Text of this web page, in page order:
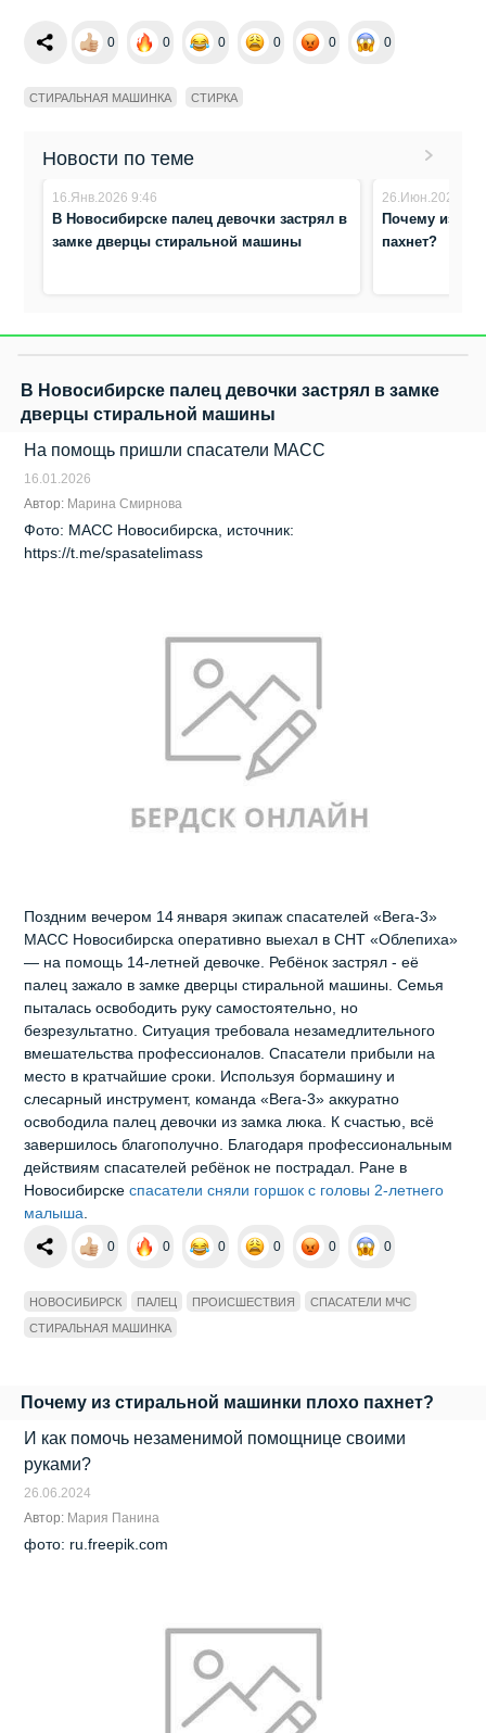
0 0 0 0 0 0
СТИРАЛЬНАЯ МАШИНКА СТИРКА
Новости по теме
16.Янв.2026 9:46
В Новосибирске палец девочки застрял в
замке дверцы стиральной машины
26.Июн.2024
Почему из
пахнет?
В Новосибирске палец девочки застрял в замке
дверцы стиральной машины
На помощь пришли спасатели МАСС
16.01.2026
Автор: Марина Смирнова
Фото: МАСС Новосибирска, источник:
https://t.me/spasatelimass
Поздним вечером 14 января экипаж спасателей «Вега‑3»
МАСС Новосибирска оперативно выехал в СНТ «Облепиха»
— на помощь 14-летней девочке. Ребёнок застрял - её
палец зажало в замке дверцы стиральной машины. Семья
пыталась освободить руку самостоятельно, но
безрезультатно. Ситуация требовала незамедлительного
вмешательства профессионалов. Спасатели прибыли на
место в кратчайшие сроки. Используя бормашину и
слесарный инструмент, команда «Вега‑3» аккуратно
освободила палец девочки из замка люка. К счастью, всё
завершилось благополучно. Благодаря профессиональным
действиям спасателей ребёнок не пострадал. Ране в
Новосибирскеспасатели сняли горшок с головы 2-летнего
малыша
0 0 0 0 0 0
НОВОСИБИРСК ПАЛЕЦ ПРОИСШЕСТВИЯ
СПАСАТЕЛИ МЧС
СТИРАЛЬНАЯ МАШИНКА
Почему из стиральной машинки плохо пахнет?
И как помочь незаменимой помощнице своими
руками?
26.06.2024
Автор: Мария Панина
фото: ru.freepik.com